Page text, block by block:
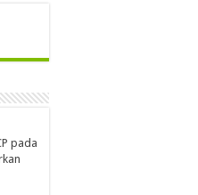
pada